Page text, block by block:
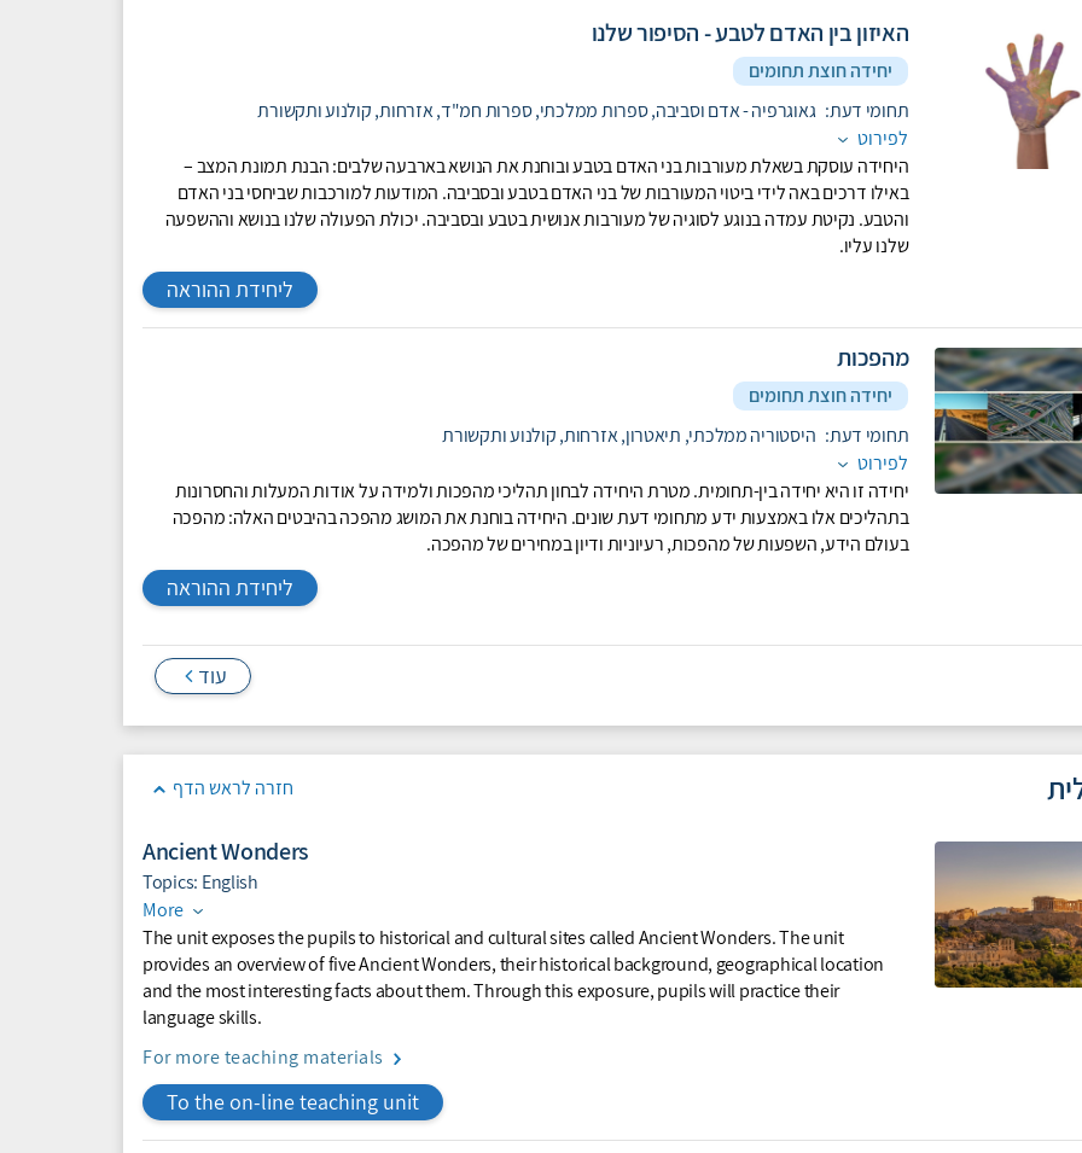
האיזון בין האדם לטבע - הסיפור שלנו
יחידה חוצת תחומים
תחומי דעת: גאוגרפיה - אדם וסביבה,ספרות ממלכתי,ספרות חמ"ד,אזרחות,קולנוע ותקשורת
לפירוט
היחידה עוסקת בשאלת מעורבות בני האדם בטבע ובוחנת את הנושא בארבעה שלבים: הבנת תמונת המצב –
באילו דרכים באה לידי ביטוי המעורבות של בני האדם בטבע ובסביבה. המודעות למורכבות שביחסי בני האדם
והטבע. נקיטת עמדה בנוגע לסוגיה של מעורבות אנושית בטבע ובסביבה. יכולת הפעולה שלנו בנושא וההשפעה
שלנו עליו.
ליחידת ההוראה
מהפכות
יחידה חוצת תחומים
תחומי דעת: היסטוריה ממלכתי, תיאטרון,אזרחות,קולנוע ותקשורת
לפירוט
יחידה זו היא יחידה בין-תחומית. מטרת היחידה לבחון תהליכי מהפכות ולמידה על אודות המעלות והחסרונות
בתהליכים אלו באמצעות ידע מתחומי דעת שונים. היחידה בוחנת את המושג מהפכה בהיבטים האלה: מהפכה
בעולם הידע, השפעות של מהפכות, רעיוניות ודיון במחירים של מהפכה.
ליחידת ההוראה
עוד
חזרה לראש הדף
Ancient Wonders
Topics: English
More
The unit exposes the pupils to historical and cultural sites called Ancient Wonders. The unit
provides an overview of five Ancient Wonders, their historical background, geographical location
and the most interesting facts about them. Through this exposure, pupils will practice their
language skills.
For more teaching materials
To the on-line teaching unit